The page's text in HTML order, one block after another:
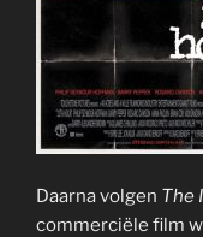
Daarna volgen The
commerciële film